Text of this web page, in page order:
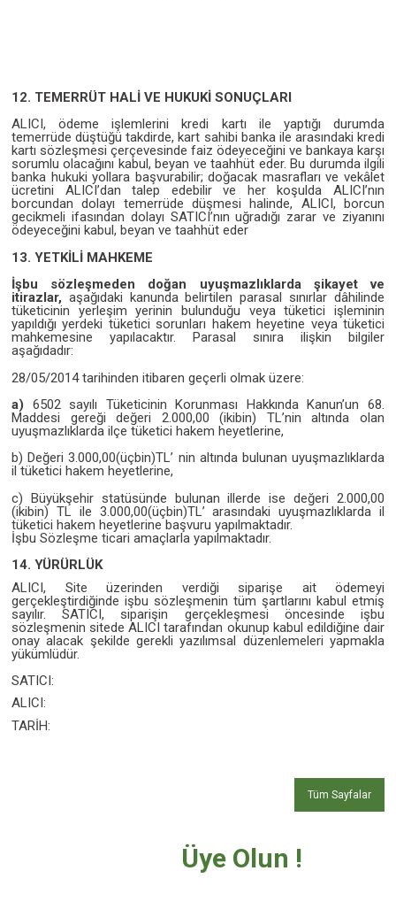
12. TEMERRÜT HALİ VE HUKUKİ SONUÇLARI
ALICI, ödeme işlemlerini kredi kartı ile yaptığı durumda
temerrüde düştüğü takdirde, kart sahibi banka ile arasındaki kredi
kartı sözleşmesi çerçevesinde faiz ödeyeceğini ve bankaya karşı
sorumlu olacağını kabul, beyan ve taahhüt eder. Bu durumda ilgili
banka hukuki yollara başvurabilir; doğacak masrafları ve vekâlet
ücretini ALICI’dan talep edebilir ve her koşulda ALICI’nın
borcundan dolayı temerrüde düşmesi halinde, ALICI, borcun
gecikmeli ifasından dolayı SATICI’nın uğradığı zarar ve ziyanını
ödeyeceğini kabul, beyan ve taahhüt eder
13. YETKİLİ MAHKEME
İşbu sözleşmeden doğan uyuşmazlıklarda şikayet ve
itirazlar, aşağıdaki kanunda belirtilen parasal sınırlar dâhilinde
tüketicinin yerleşim yerinin bulunduğu veya tüketici işleminin
yapıldığı yerdeki tüketici sorunları hakem heyetine veya tüketici
mahkemesine yapılacaktır. Parasal sınıra ilişkin bilgiler
aşağıdadır:
28/05/2014 tarihinden itibaren geçerli olmak üzere:
a) 6502 sayılı Tüketicinin Korunması Hakkında Kanun’un 68.
Maddesi gereği değeri 2.000,00 (ikibin) TL’nin altında olan
uyuşmazlıklarda ilçe tüketici hakem heyetlerine,
b) Değeri 3.000,00(üçbin)TL’ nin altında bulunan uyuşmazlıklarda
il tüketici hakem heyetlerine,
c) Büyükşehir statüsünde bulunan illerde ise değeri 2.000,00
(ikibin) TL ile 3.000,00(üçbin)TL’ arasındaki uyuşmazlıklarda il
tüketici hakem heyetlerine başvuru yapılmaktadır.
İşbu Sözleşme ticari amaçlarla yapılmaktadır.
14. YÜRÜRLÜK
ALICI, Site üzerinden verdiği siparişe ait ödemeyi
gerçekleştirdiğinde işbu sözleşmenin tüm şartlarını kabul etmiş
sayılır. SATICI, siparişin gerçekleşmesi öncesinde işbu
sözleşmenin sitede ALICI tarafından okunup kabul edildiğine dair
onay alacak şekilde gerekli yazılımsal düzenlemeleri yapmakla
yükümlüdür.
SATICI:
ALICI:
TARİH:
Tüm Sayfalar
Üye Olun !